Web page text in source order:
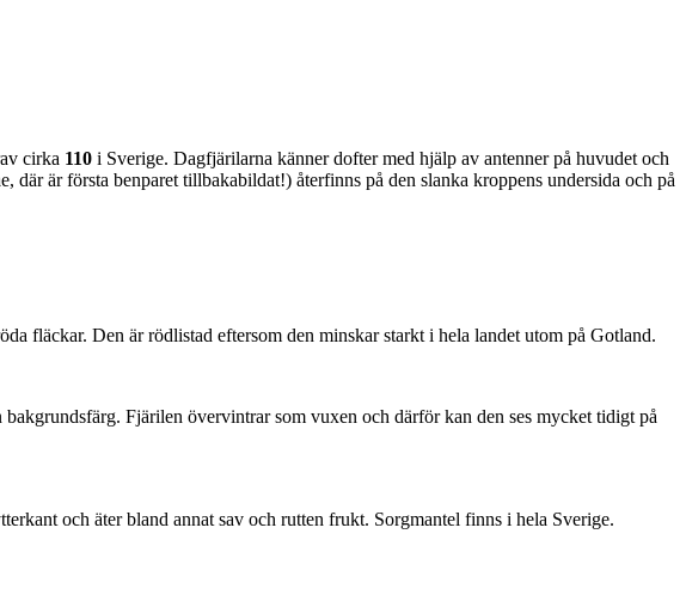
cirka 110 i Sverige. Dagfjärilarna känner dofter med hjälp av antenner på huvudet och
är första benparet tillbakabildat!) återfinns på den slanka kroppens undersida och på
fläckar. Den är rödlistad eftersom den minskar starkt i hela landet utom på Gotland.
Fjärilen övervintrar som vuxen och därför kan den ses mycket tidigt på
och äter bland annat sav och rutten frukt. Sorgmantel finns i hela Sverige.